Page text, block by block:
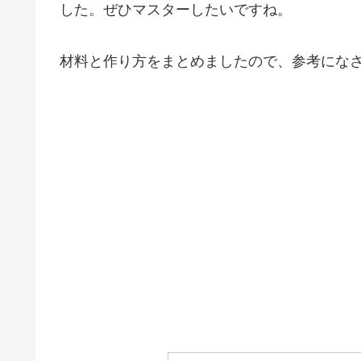
した。ぜひマスターしたいですね。
材料と作り方をまとめましたので、参考にな